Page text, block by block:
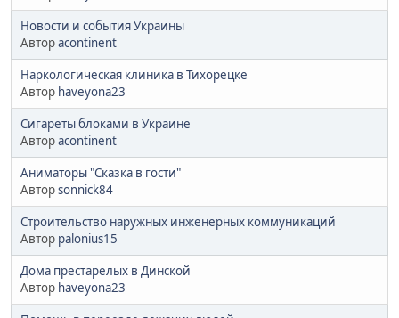
Новости и события Украины
Авторacontinent
Наркологическая клиника в Тихорецке
Автор haveyona23
Сигареты блоками в Украине
Авторacontinent
Аниматоры "Сказка в гости"
Авторsonnick84
Строительство наружных инженерных коммуникаций
Автор palonius15
Дома престарелых в Динской
Автор haveyona23